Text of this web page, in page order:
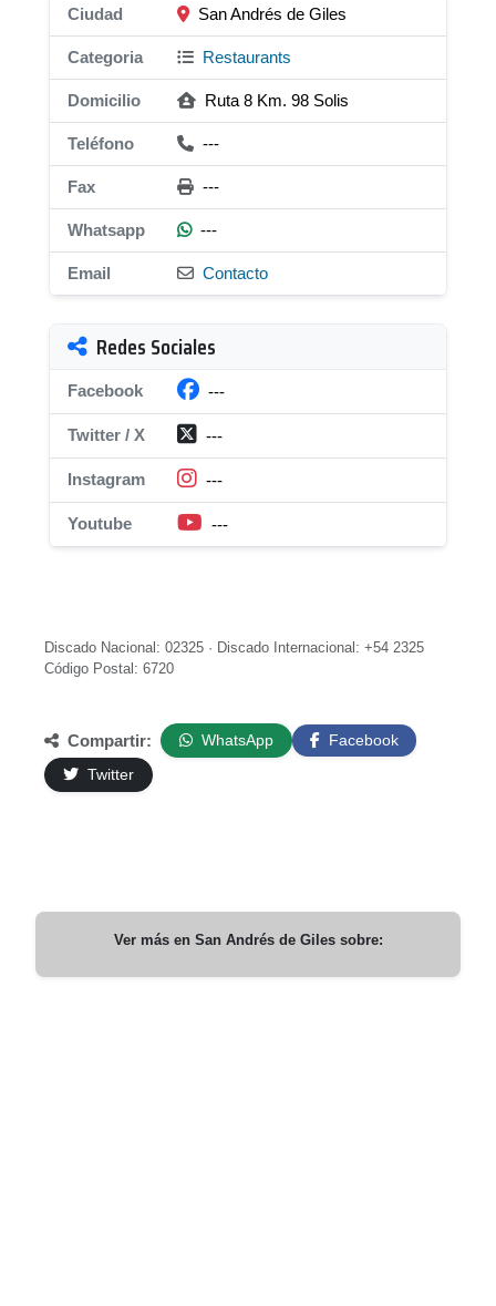
Ciudad San Andrés de Giles
Categoria Restaurants
Domicilio Ruta 8 Km. 98 Solis
Teléfono ---
Fax ---
Whatsapp ---
Email Contacto
Redes Sociales
Facebook ---
Twitter / X ---
Instagram ---
Youtube ---
Discado Nacional: 02325 · Discado Internacional: +54 2325
Código Postal: 6720
Compartir: WhatsApp
Facebook
Twitter
Ver más en San Andrés de Gilessobre: